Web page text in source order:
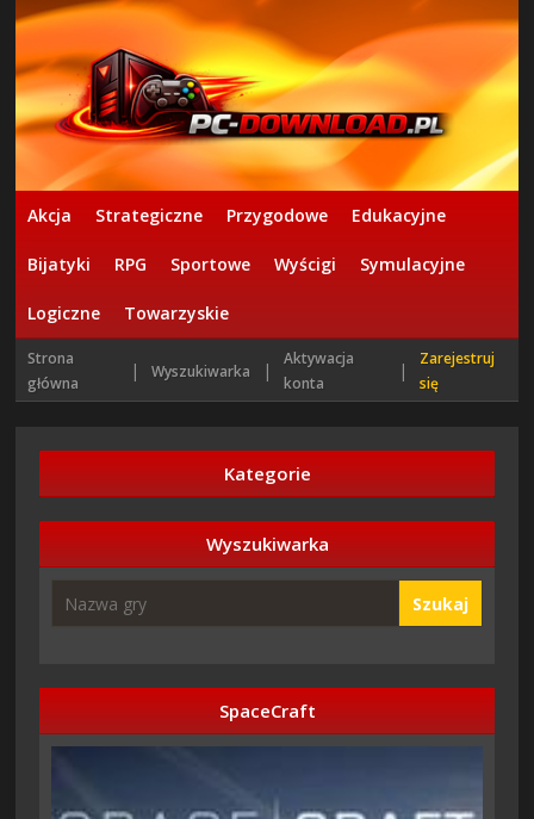
Akcja Strategiczne Przygodowe Edukacyjne
Bijatyki RPG Sportowe Wyścigi Symulacyjne
Logiczne Towarzyskie
Strona
główna
| Wyszukiwarka |
Aktywacja
konta
|
Zarejestruj
się
Kategorie
Wyszukiwarka
Szukaj
SpaceCraft